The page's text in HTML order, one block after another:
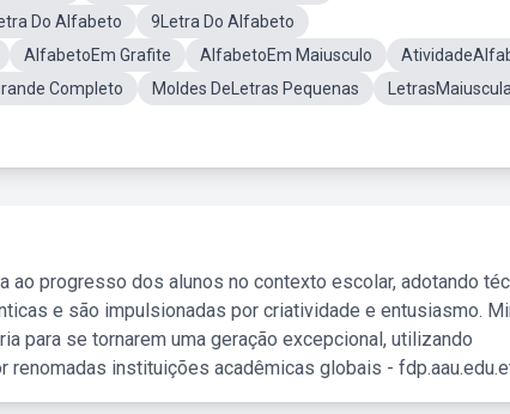
Do Alfabeto
9Letra Do Alfabeto
AlfabetoEm Grafite AlfabetoEm Maiusculo
Completo Moldes DeLetras Pequenas
ao progresso dos alunos no contexto escolar, adotando
e são impulsionadas por criatividade e entusiasmo.
para se tornarem uma geração excepcional, utilizando
instituições acadêmicas globais -